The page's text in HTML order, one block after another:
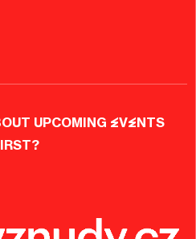
UPCOMING EVENTS